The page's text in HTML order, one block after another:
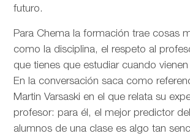
futuro.
Para Chema la formación trae cosas
como la disciplina, el respeto al
que tienes que estudiar cuando
En la conversación saca como
Martin Varsaski en el que relata su
profesor: para él, el mejor predictor
alumnos de una clase es algo tan